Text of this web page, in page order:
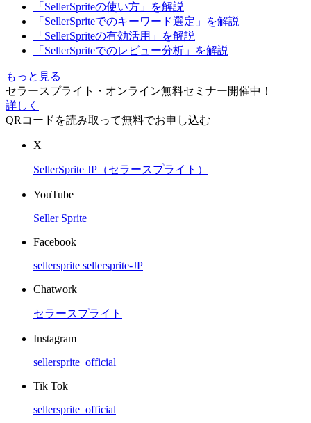
「SellerSpriteの使い方」を解説
「SellerSpriteでのキーワード選定」を解説
「SellerSpriteの有効活用」を解説
「SellerSpriteでのレビュー分析」を解説
もっと見る
セラースプライト・オンライン無料セミナー開催中！
詳しく
QRコードを読み取って無料でお申し込む
X
SellerSprite JP（セラースプライト）
YouTube
Seller Sprite
Facebook
sellersprite sellersprite-JP
Chatwork
セラースプライト
Instagram
sellersprite_official
Tik Tok
sellersprite_official